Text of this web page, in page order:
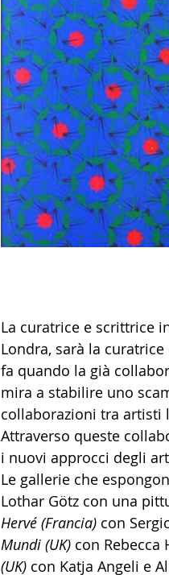
La curatrice e scrittrice
Londra, sarà la curatrice
fa quando la già
mira a stabilire uno
collaborazioni tra artisti
Attraverso queste
i nuovi approcci degli
Le gallerie che
Lothar Götz con una
Hervé (Francia) con
Mundi (UK) con Rebecca
(UK) con Katja Angeli e